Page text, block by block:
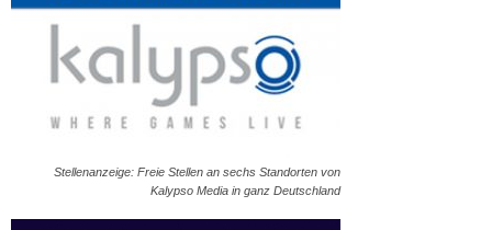
Stellenanzeige: Freie Stellen an sechs Standorten von
Kalypso Media in ganz Deutschland